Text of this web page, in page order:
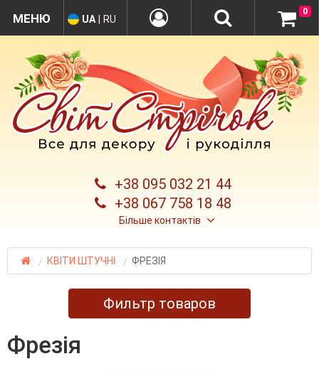
+38 095 032 21 44
+38 067 758 18 48
Більше контактів
UA RU
0
КВІТИ ШТУЧНІ ФРЕЗІЯ
Фильтр товаров
фрезія